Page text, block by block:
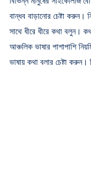
বান্ধব বাড়ানোর চেষ্টা করুন।
সাথে ধীরে ধীরে কথা বলুন।
আঞ্চলিক ভাষার পাশাপাশি
ভাষায় কথা বলার চেষ্টা